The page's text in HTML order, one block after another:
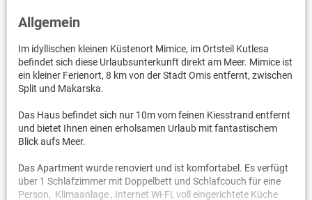
Allgemein
Im idyllischen kleinen Küstenort Mimice, im Ortsteil Kutlesa
befindet sich diese Urlaubsunterkunft direkt am Meer. Mimice ist
ein kleiner Ferienort, 8 km von der Stadt Omis entfernt, zwischen
Split und Makarska.
Das Haus befindet sich nur 10m vom feinen Kiesstrand entfernt
und bietet Ihnen einen erholsamen Urlaub mit fantastischem
Blick aufs Meer.
Das Apartment wurde renoviert und ist komfortabel. Es verfügt
über 1 Schlafzimmer mit Doppelbett und Schlafcouch für eine
Person, Klimaanlage , Internet Wi-Fi, voll eingerichtete Küche